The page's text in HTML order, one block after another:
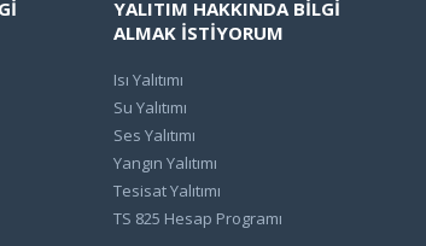
YALITIM HAKKINDA BİLGİ
ALMAK İSTİYORUM
Isı Yalıtımı
Su Yalıtımı
Ses Yalıtımı
Yangın Yalıtımı
Tesisat Yalıtımı
TS 825 Hesap Programı